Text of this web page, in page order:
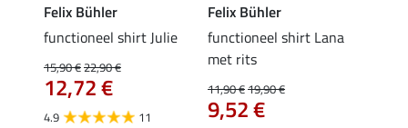
Felix Bühler
functioneel shirt Julie
15,90 €22,90 €
12,72 €
4.9 11
Felix Bühler
functioneel shirt Lana
met rits
11,90 €19,90 €
9,52 €